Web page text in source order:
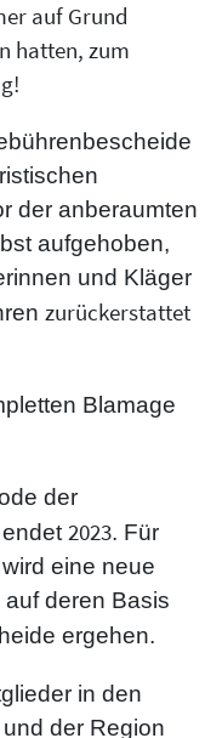
auf Grund
hatten, zum
der anberaumten
aufgehoben,
und Kläger
zurückerstattet
Blamage
der
2023. Für
eine neue
deren Basis
ergehen.
in den
der Region